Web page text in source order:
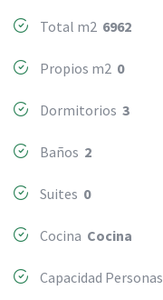
Total m2 6962
Propios m2 0
Dormitorios 3
Baños 2
Suites 0
Cocina Cocina
Capacidad Personas